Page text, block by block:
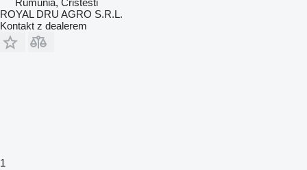
Rumunia, Cristesti
ROYAL DRU AGRO S.R.L.
Kontakt z dealerem
1